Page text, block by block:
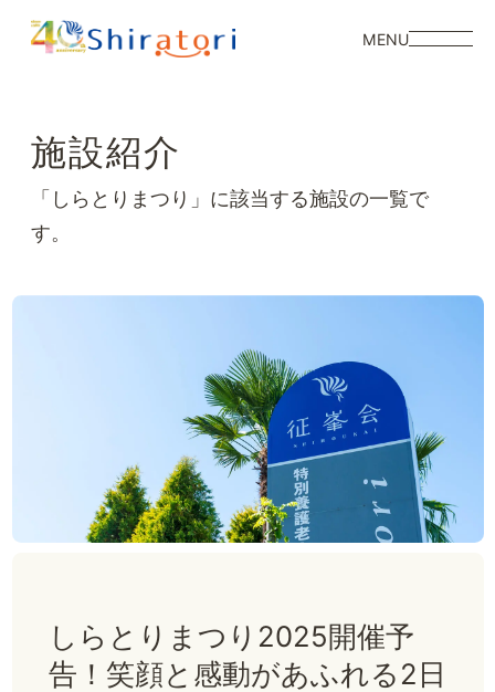
MENU
施設紹介
「しらとりまつり」に該当する施設の一覧で
す。
しらとりまつり2025開催予
告！笑顔と感動があふれる2日